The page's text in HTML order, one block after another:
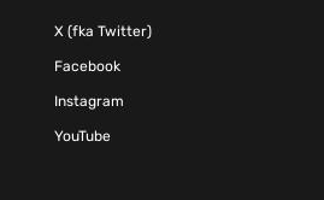
X (fka Twitter)
Facebook
Instagram
YouTube